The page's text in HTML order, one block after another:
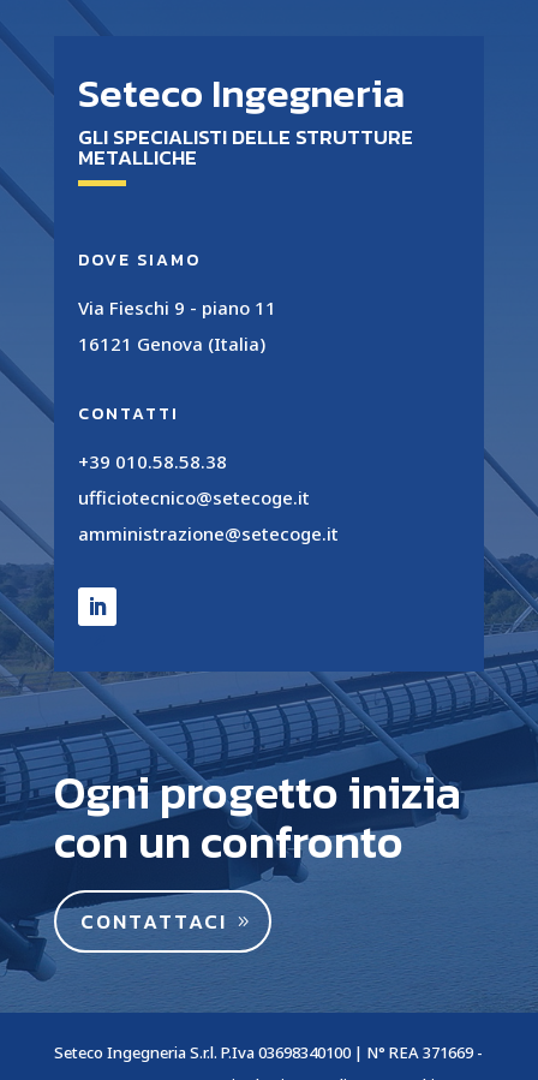
Seteco Ingegneria
GLI SPECIALISTI DELLE STRUTTURE
METALLICHE
DOVE SIAMO
Via Fieschi 9 - piano 11
16121 Genova (Italia)
CONTATTI
+39 010.58.58.38
ufficiotecnico@setecoge.it
amministrazione@setecoge.it
Ogni progetto inizia
con un confronto
CONTATTACI
Seteco Ingegneria S.r.l. P.Iva 03698340100 | N° REA 371669 -